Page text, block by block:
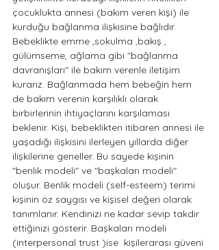
çocuklukta annesi (bakım veren kişi) ile
kurduğu bağlanma ilişkisine bağlıdır.
Bebeklikte emme ,sokulma ,bakış ,
gülümseme, ağlama gibi "bağlanma
davranışları" ile bakım verenle iletişim
kurarız. Bağlanmada hem bebeğin hem
de bakım verenin karşılıklı olarak
birbirlerinin ihtiyaçlarını karşılaması
beklenir. Kişi, bebeklikten itibaren annesi ile
yaşadığı ilişkisini ilerleyen yıllarda diğer
ilişkilerine geneller. Bu sayede kişinin
"benlik modeli" ve "başkaları modeli"
oluşur. Benlik modeli (self-esteem) terimi
kişinin öz saygısı ve kişisel değeri olarak
tanımlanır. Kendinizi ne kadar sevip takdir
ettiğinizi gösterir. Başkaları modeli
(interpersonal trust )ise  kişilerarası güveni